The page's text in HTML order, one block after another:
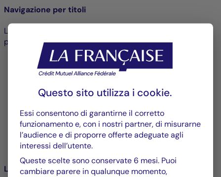
Navigazione per titoli
L’implementazione di livelli di titolo nel contenuto
principale delle pagine ha vari vantaggi:
Una migliore comprensione del contenuto della
pagina grazie alla gerarchizzazione dell’informazione
funzionalità dello screen reader) che permette di
Gli screen reader offrono delle scorciatoie per
andare direttamente a un titolo o navigare da un
titolo all’altro, permettendo così di navigare nella
pagina in maniera più veloce ed efficace
Link di accesso rapido
Questo sito utilizza i cookie.
Essi consentono di garantirne il corretto
funzionamento e, con i nostri partner, di misurarne
l’audience e di proporre offerte adeguate agli
interessi dell’utente.
Queste scelte sono conservate 6 mesi. Puoi
cambiare parere in qualunque momento,